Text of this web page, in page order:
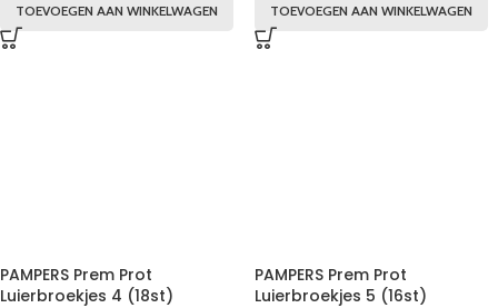
TOEVOEGEN AAN WINKELWAGEN TOEVOEGEN AAN WINKELWAGEN
PAMPERS Prem Prot
Luierbroekjes 4 (18st)
PAMPERS Prem Prot
Luierbroekjes 5 (16st)